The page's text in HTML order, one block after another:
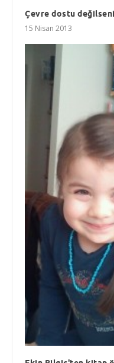
Çevre dostu
15 Nisan 2013